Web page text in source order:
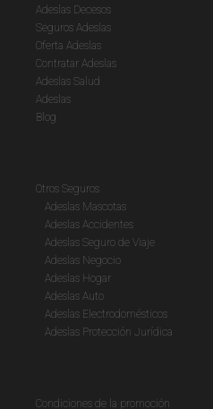
Adeslas Decesos
Seguros Adeslas
Oferta Adeslas
Contratar Adeslas
Adeslas Salud
Adeslas
Blog
Otros Seguros
Adeslas Mascotas
Adeslas Accidentes
Adeslas Seguro de Viaje
Adeslas Negocio
Adeslas Hogar
Adeslas Auto
Adeslas Electrodomésticos
Adeslas Protección Jurídica
Condiciones de la promoción